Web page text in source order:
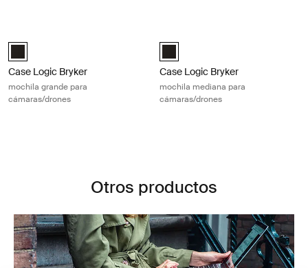
Case Logic Bryker Large Camera Backpack Negro (selected)
Case Logic Bryker
mochila grande para
cámaras/drones
Case Logic Bryker Camera/
Case Logic Bryker
mochila mediana para
cámaras/drones
Otros productos